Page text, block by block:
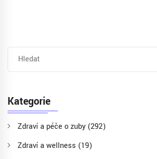
Kategorie
Zdraví a péče o zuby (292)
Zdraví a wellness (19)